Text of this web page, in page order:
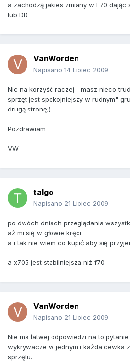
a zachodzą jakies zmiany w F70 dając
lub DD
VanWorden
Napisano 14 Lipiec 2009
Nic na korzyść raczej - masz nieco
sprzęt jest spokojniejszy w rudnym"
drugą stronę;)
Pozdrawiam
VW
talgo
Napisano 21 Lipiec 2009
po dwóch dniach przeglądania
aż mi się w głowie kręci
a i tak nie wiem co kupić aby się
a x705 jest stabilniejsza niż f70
VanWorden
Napisano 21 Lipiec 2009
Nie ma łatwej odpowiedzi na to
wykrywacze w jednym i każda cewka
sprzętu.